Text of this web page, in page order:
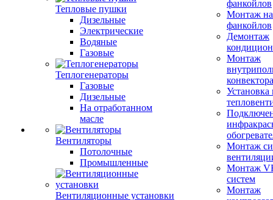
Тепловые пушки
Дизельные
Электрические
Водяные
Газовые
Теплогенераторы
Газовые
Дизельные
На отработанном
масле
Вентиляторы
Потолочные
Промышленные
Вентиляционные установки
фанкойлов
Монтаж
фанкойлов
Демонтаж
Монтаж
конвектора
Установка
Монтаж
Монтаж
систем
Монтаж